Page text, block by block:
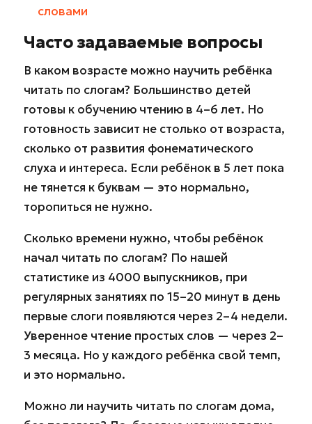
словами
Часто задаваемые вопросы
В каком возрасте можно научить ребёнка
читать по слогам? Большинство детей
готовы к обучению чтению в 4–6 лет. Но
готовность зависит не столько от возраста,
сколько от развития фонематического
слуха и интереса. Если ребёнок в 5 лет пока
не тянется к буквам — это нормально,
торопиться не нужно.
Сколько времени нужно, чтобы ребёнок
начал читать по слогам? По нашей
статистике из 4000 выпускников, при
регулярных занятиях по 15–20 минут в день
первые слоги появляются через 2–4 недели.
Уверенное чтение простых слов — через 2–
3 месяца. Но у каждого ребёнка свой темп,
и это нормально.
Можно ли научить читать по слогам дома,